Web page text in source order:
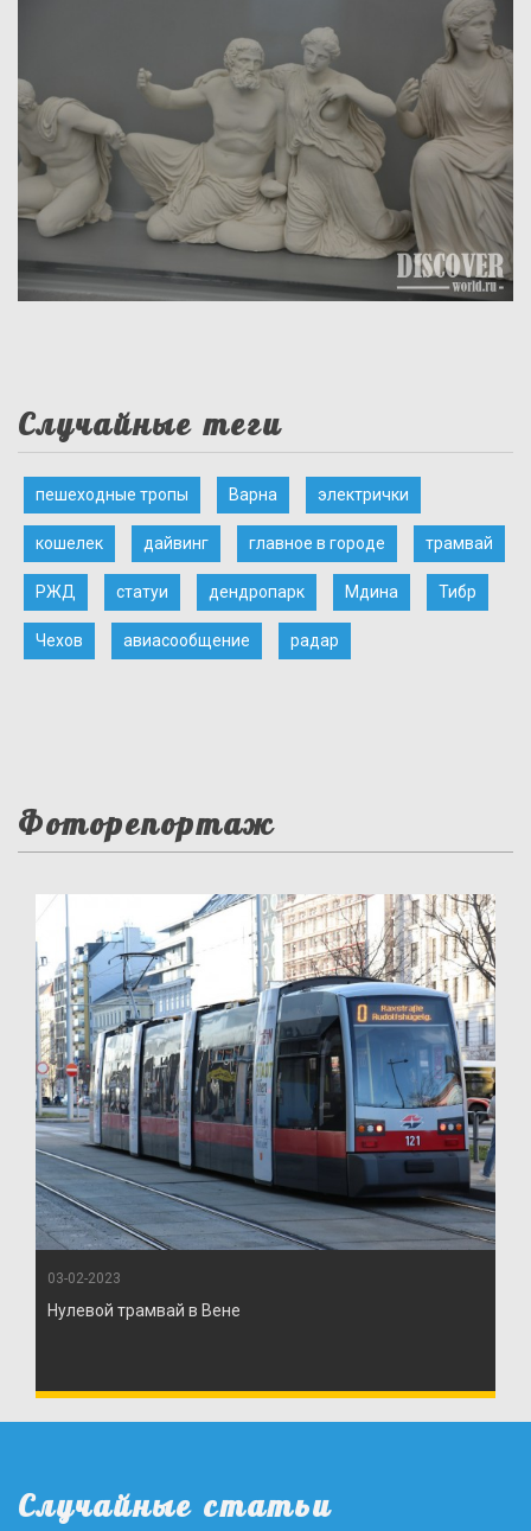
Случайные теги
пешеходные тропы Варна электрички
кошелек дайвинг главное в городе трамвай
РЖД статуи дендропарк Мдина Тибр
Чехов авиасообщение радар
Фоторепортаж
03-02-2023
Нулевой трамвай в Вене
Случайные статьи